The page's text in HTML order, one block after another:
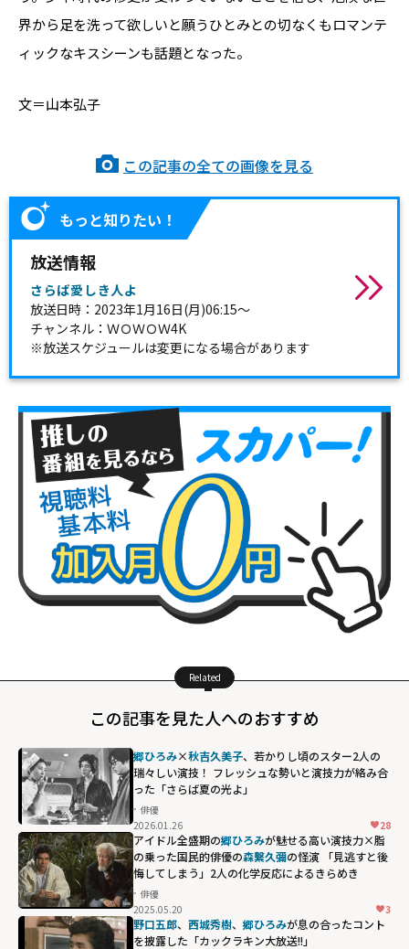
界から足を洗って欲しいと願うひとみとの切なくもロマンテ
ィックなキスシーンも話題となった。
文＝山本弘子
この記事の全ての画像を見る
もっと知りたい！
放送情報
さらば愛しき人よ
放送日時：2023年1月16日(月)06:15～
チャンネル：ＷＯＷＯＷ4K
※放送スケジュールは変更になる場合があります
Related
この記事を見た人へのおすすめ
郷ひろみ×秋吉久美子、若かりし頃のスター2人の
瑞々しい演技！ フレッシュな勢いと演技力が絡み合
った「さらば夏の光よ」
俳優
2026.01.26
28
アイドル全盛期の郷ひろみが魅せる高い演技力×脂
の乗った国民的俳優の森繫久彌の怪演 「見逃すと後
悔してしまう」2人の化学反応によるきらめき
俳優
2025.05.20
3
野口五郎、 西城秀樹、 郷ひろみが息の合ったコント
を披露した「カックラキン大放送!!」